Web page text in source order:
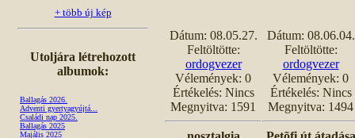
+ több új kép
Utoljára létrehozott
albumok:
Ballagás 2026.
Adventi gyertyagyújtá...
Családi nap 2025.
Ballagás 2025
Majális 2025
Dátum: 08.05.27.
Feltöltötte:
ordogvezer
Vélemények: 0
Értékelés: Nincs
Megnyitva: 1591
Dátum: 08.06.04.
Feltöltötte:
ordogvezer
Vélemények: 0
Értékelés: Nincs
Megnyitva: 1494